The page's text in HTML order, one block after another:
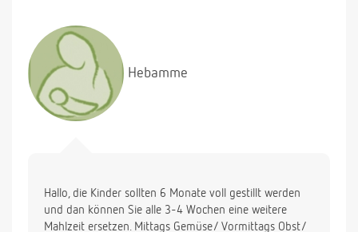
Hebamme
Hallo, die Kinder sollten 6 Monate voll gestillt werden
und dan können Sie alle 3-4 Wochen eine weitere
Mahlzeit ersetzen. Mittags Gemüse/ Vormittags Obst/